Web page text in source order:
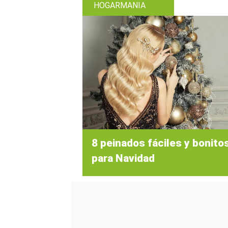
HOGARMANIA
8 peinados fáciles y
para Navidad